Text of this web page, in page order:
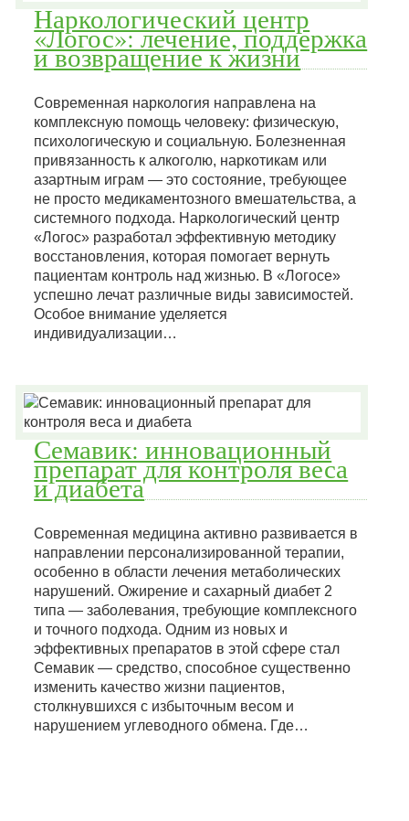
Наркологический центр
«Логос»: лечение, поддержка
и возвращение к жизни
Современная наркология направлена на
комплексную помощь человеку: физическую,
психологическую и социальную. Болезненная
привязанность к алкоголю, наркотикам или
азартным играм — это состояние, требующее
не просто медикаментозного вмешательства, а
системного подхода. Наркологический центр
«Логос» разработал эффективную методику
восстановления, которая помогает вернуть
пациентам контроль над жизнью. В «Логосе»
успешно лечат различные виды зависимостей.
Особое внимание уделяется
индивидуализации…
Семавик: инновационный
препарат для контроля веса
и диабета
Современная медицина активно развивается в
направлении персонализированной терапии,
особенно в области лечения метаболических
нарушений. Ожирение и сахарный диабет 2
типа — заболевания, требующие комплексного
и точного подхода. Одним из новых и
эффективных препаратов в этой сфере стал
Семавик — средство, способное существенно
изменить качество жизни пациентов,
столкнувшихся с избыточным весом и
нарушением углеводного обмена. Где…